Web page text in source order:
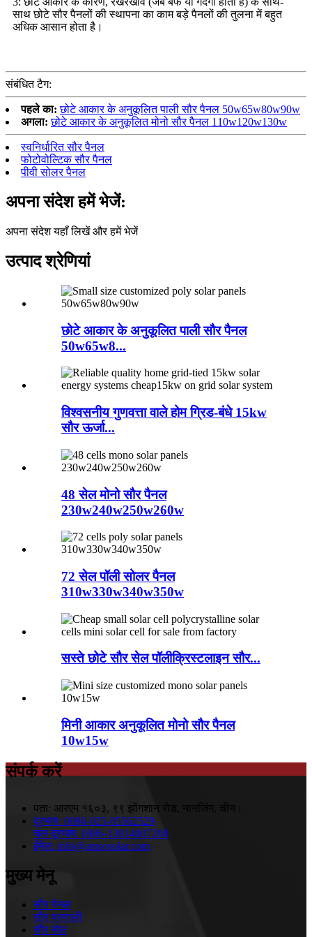
साथ छोटे सौर पैनलों की स्थापना का काम बड़े पैनलों की तुलना में बहुत
अधिक आसान होता है।
संबंधित टैग:
पहले का: छोटे आकार के अनुकूलित पाली सौर पैनल 50w65w80w90w
अगला: छोटे आकार के अनुकूलित मोनो सौर पैनल 110w120w130w
स्वनिर्धारित सौर पैनल
फोटोवोल्टिक सौर पैनल
पीवी सोलर पैनल
अपना संदेश हमें भेजें:
अपना संदेश यहाँ लिखें और हमें भेजें
उत्पाद श्रेणियां
छोटे आकार के अनुकूलित पाली सौर पैनल
50w65w8...
विश्वसनीय गुणवत्ता वाले होम ग्रिड-बंधे 15kw
सौर ऊर्जा...
48 सेल मोनो सौर पैनल
230w240w250w260w
72 सेल पॉली सोलर पैनल
310w330w340w350w
सस्ते छोटे सौर सेल पॉलीक्रिस्टलाइन सौर...
मिनी आकार अनुकूलित मोनो सौर पैनल
10w15w
संपर्क करें
पता: आरएम १६०३, ९९ झोंगशान रोड, नानजिंग, चीन।
दूरभाष: 0086-025-85562529
चल दूरभाष: 0086-13814007208
ईमेल: info@amsosolar.com
मुख्य मेनू
सौर पेनल
सौर प्रणाली
सौर सेल